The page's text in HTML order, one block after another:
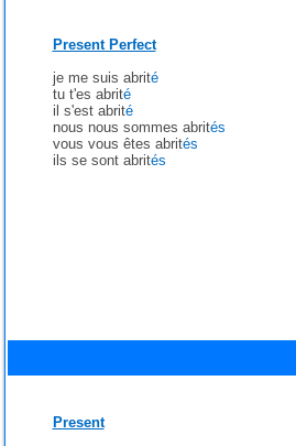
Present Perfect
je me suis abrité
tu t'es abrité
il s'est abrité
nous nous sommes abrités
vous vous êtes abrités
ils se sont abrités
Present